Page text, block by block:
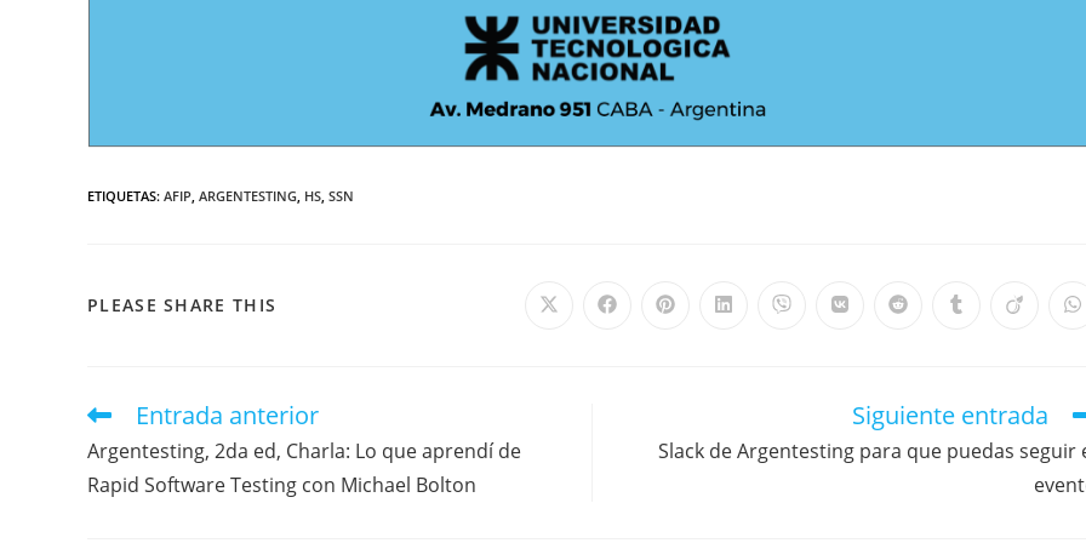
ETIQUETAS: AFIP ARGENTESTING HS SSN
PLEASE SHARE THIS
Entrada anterior
Argentesting, 2da ed, Charla: Lo que aprendí de
Rapid Software Testing con Michael Bolton
Siguiente entrada
Slack de Argentesting para que puedas seguir